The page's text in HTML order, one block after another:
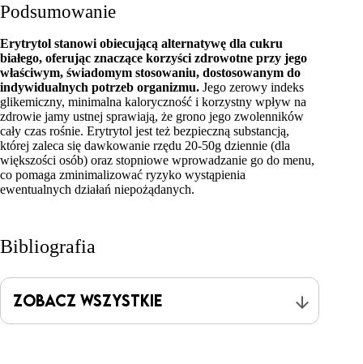
Podsumowanie
Erytrytol stanowi obiecującą alternatywę dla cukru
białego, oferując znaczące korzyści zdrowotne przy jego
właściwym, świadomym stosowaniu, dostosowanym do
indywidualnych potrzeb organizmu. Jego zerowy indeks
glikemiczny, minimalna kaloryczność i korzystny wpływ na
zdrowie jamy ustnej sprawiają, że grono jego zwolenników
cały czas rośnie. Erytrytol jest też bezpieczną substancją,
której zaleca się dawkowanie rzędu 20-50g dziennie (dla
większości osób) oraz stopniowe wprowadzanie go do menu,
co pomaga zminimalizować ryzyko wystąpienia
ewentualnych działań niepożądanych.
Bibliografia
Zobacz wszystkie